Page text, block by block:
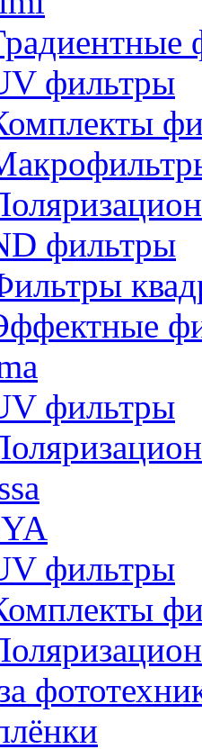
фильтры
фильтры
фильтры
фильтры